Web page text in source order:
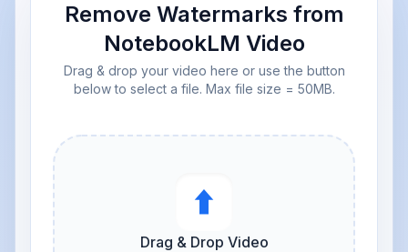
Remove Watermarks from
NotebookLM Video
Drag & drop your video here or use the button
below to select a file. Max file size = 50MB.
⬆︎
Drag & Drop Video